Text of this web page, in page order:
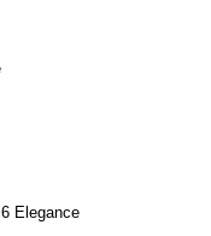
Elegance